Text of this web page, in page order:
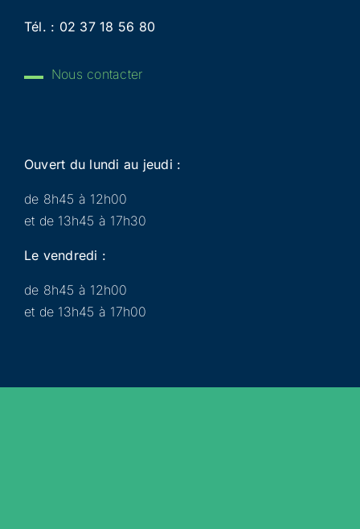
Tél. : 02 37 18 56 80
Nous contacter
Ouvert du lundi au jeudi :
de 8h45 à 12h00
et de 13h45 à 17h30
Le vendredi :
de 8h45 à 12h00
et de 13h45 à 17h00